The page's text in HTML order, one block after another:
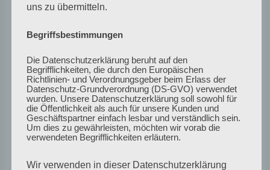
kann ich nicht sagen. Aber dieses innere Bild mit dem
Hoffnung ist der innere Kern des neuen Bilderzyklus „Im
Garten steht eine alte Leiter“.
uns zu übermitteln.
Begriffsbestimmungen
Die Datenschutzerklärung beruht auf den
Begrifflichkeiten, die durch den Europäischen
Richtlinien- und Verordnungsgeber beim Erlass der
Datenschutz-Grundverordnung (DS-GVO) verwendet
wurden. Unsere Datenschutzerklärung soll sowohl für
die Öffentlichkeit als auch für unsere Kunden und
Geschäftspartner einfach lesbar und verständlich sein.
Um dies zu gewährleisten, möchten wir vorab die
verwendeten Begrifflichkeiten erläutern.
Wir verwenden in dieser Datenschutzerklärung